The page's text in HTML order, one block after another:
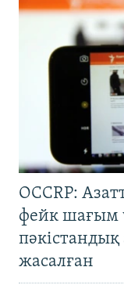
OCCRP:
фейк шағым
жасалған